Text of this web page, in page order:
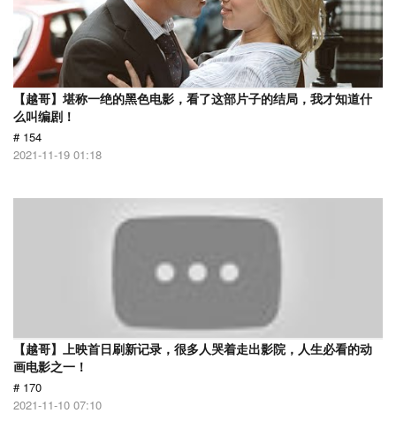
【越哥】堪称一绝的黑色电影，看了这部片子的结局，我才知道什
么叫编剧！
# 154
2021-11-19 01:18
【越哥】上映首日刷新记录，很多人哭着走出影院，人生必看的动
画电影之一！
# 170
2021-11-10 07:10